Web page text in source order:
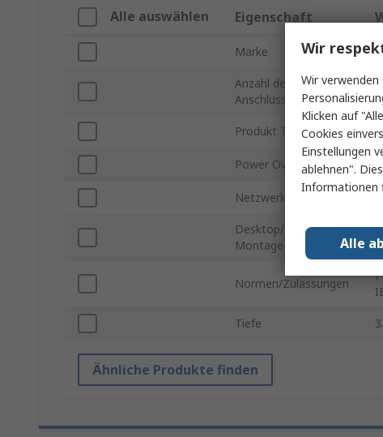
Alle auswählen Eigenschaft
Marke
Anzahl der
Anschlüsse
Produkt Typ
Power Over Ethernet
Netzwerkswitch Type
Desktop/Rack-
Montage
Normen/Zulassungen
Tiefe
Ähnliche Produkte finden
Wir
Wir
Klicken auf
Cookies
Einstellungen
ablehnen".
Informationen
Alle